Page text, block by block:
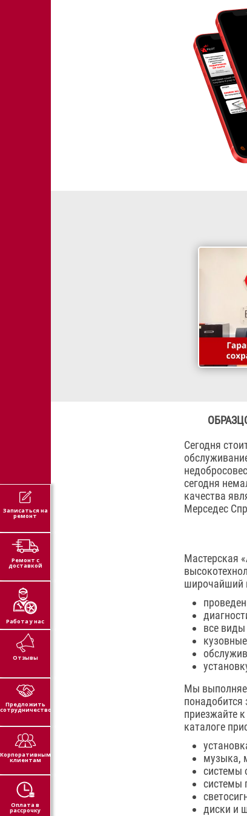
Сегодня
сегодня
качества
Мерседес
Мастерская
широчайший
все виды
Мы
приезжайте
каталоге
музыка,
системы
системы
диски и
Записаться на
ремонт
Ремонт с
доставкой
Работа у нас
Отзывы
Предложить
сотрудничество
Корпоративным
клиентам
Оплата в
рассрочку